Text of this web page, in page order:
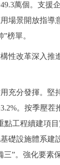
萬個。支援
場景開放指導
榜單。
改革深入推
分發揮。堅持
。按季壓茬
點工程續建項目
礎設施體系建
三”。強化要素